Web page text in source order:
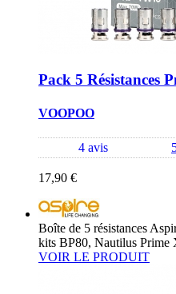
Pack 5 Résistances
VOOPOO
4 avis
17,90 €
Boîte de 5 résistances
kits BP80, Nautilus Prime
VOIR LE PRODUIT